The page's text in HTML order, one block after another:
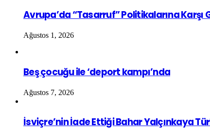
Avrupa’da “Tasarruf” Politikalarına Karşı
Ağustos 1, 2026
Beş çocuğu ile ‘deport kampı’nda
Ağustos 7, 2026
İsviçre’nin İade Ettiği Bahar Yalçınkaya